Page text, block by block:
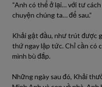
“Anh có thể ở lại… với tư cách
chuyện chúng ta… để sau.”
Khải gật đầu, như trút được
thứ ngay lập tức. Chỉ cần có
mình bù đắp.
Những ngày sau đó, Khải